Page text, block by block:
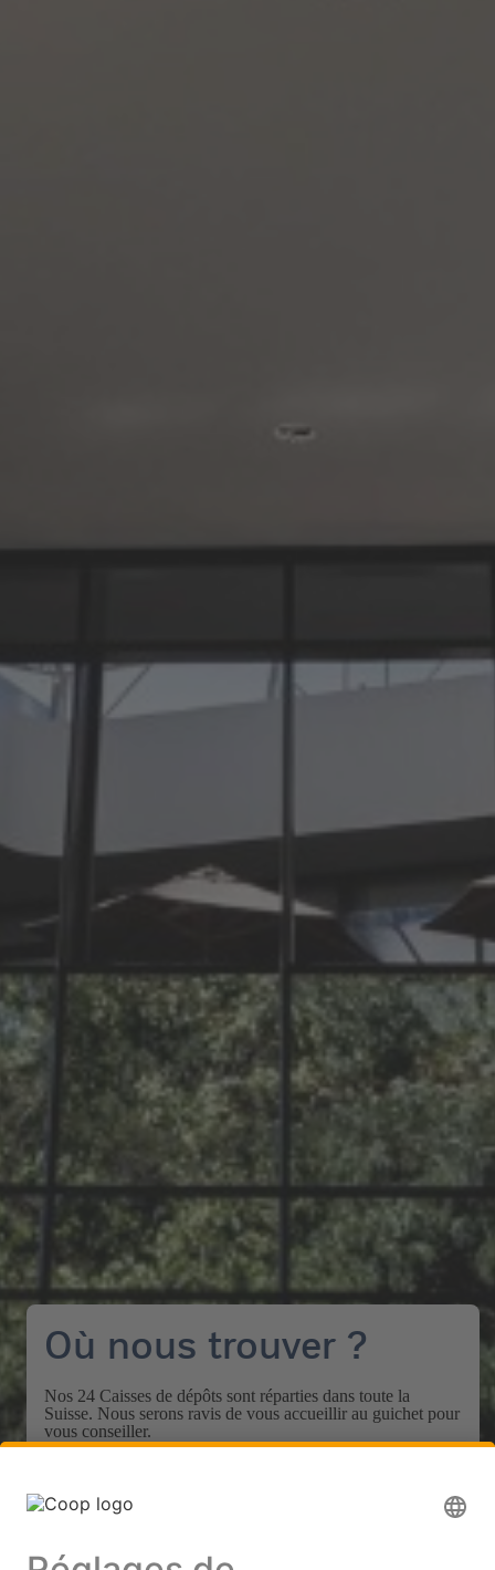
Où nous trouver ?
Nos 24 Caisses de dépôts sont réparties dans toute la
Suisse. Nous serons ravis de vous accueillir au guichet pour
vous conseiller.
fr